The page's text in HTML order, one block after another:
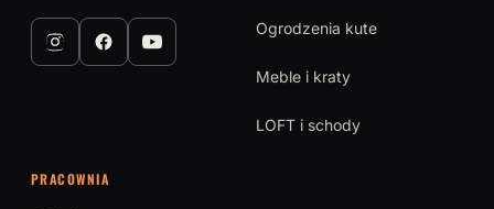
Ogrodzenia kute
Meble i kraty
LOFT i schody
PRACOWNIA